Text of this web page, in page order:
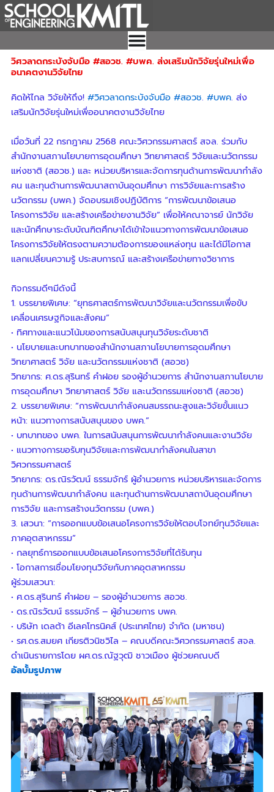
Skip
to
วิศวลาดกระบังจับมือ #สอวช. #บพค. ส่งเสริมนักวิจัยรุ่นใหม่เพื่อ
อนาคตงานวิจัยไทย
คิดให้ไกล วิจัยให้ถึง! #วิศวลาดกระบังจับมือ #สอวช. #บพค. ส่ง
เสริมนักวิจัยรุ่นใหม่เพื่ออนาคตงานวิจัยไทย
เมื่อวันที่ 22 กรกฎาคม 2568 คณะวิศวกรรมศาสตร์ สจล. ร่วมกับ
สำนักงานสภานโยบายการอุดมศึกษา วิทยาศาสตร์ วิจัยและนวัตกรรม
แห่งชาติ (สอวช.) และ หน่วยบริหารและจัดการทุนด้านการพัฒนากำลัง
คน และทุนด้านการพัฒนาสถาบันอุดมศึกษา การวิจัยและการสร้าง
นวัตกรรม (บพค.) จัดอบรมเชิงปฏิบัติการ “การพัฒนาข้อเสนอ
โครงการวิจัย และสร้างเครือข่ายงานวิจัย” เพื่อให้คณาจารย์ นักวิจัย
และนักศึกษาระดับบัณฑิตศึกษาได้เข้าใจแนวทางการพัฒนาข้อเสนอ
โครงการวิจัยให้ตรงตามความต้องการของแหล่งทุน และได้มีโอกาส
แลกเปลี่ยนความรู้ ประสบการณ์ และสร้างเครือข่ายทางวิชาการ
กิจกรรมดีๆมีดังนี้
1. บรรยายพิเศษ: “ยุทธศาสตร์การพัฒนาวิจัยและนวัตกรรมเพื่อขับ
เคลื่อนเศรษฐกิจและสังคม”
• ทิศทางและแนวโน้มของการสนับสนุนทุนวิจัยระดับชาติ
• นโยบายและบทบาทของสำนักงานสภานโยบายการอุดมศึกษา
วิทยาศาสตร์ วิจัย และนวัตกรรมแห่งชาติ (สอวช)
วิทยากร: ศ.ดร.สุรินทร์ คำฝอย รองผู้อำนวยการ สำนักงานสภานโยบาย
การอุดมศึกษา วิทยาศาสตร์ วิจัย และนวัตกรรมแห่งชาติ (สอวช)
2. บรรยายพิเศษ: “การพัฒนากำลังคนสมรรถนะสูงและวิจัยขั้นแนว
หน้า: แนวทางการสนับสนุนของ บพค.”
• บทบาทของ บพค. ในการสนับสนุนการพัฒนากำลังคนและงานวิจัย
• แนวทางการขอรับทุนวิจัยและการพัฒนากำลังคนในสาขา
วิศวกรรมศาสตร์
วิทยากร: ดร.ณิรวัฒน์ ธรรมจักร์ ผู้อำนวยการ หน่วยบริหารและจัดการ
ทุนด้านการพัฒนากำลังคน และทุนด้านการพัฒนาสถาบันอุดมศึกษา
การวิจัย และการสร้างนวัตกรรม (บพค.)
3. เสวนา: “การออกแบบข้อเสนอโครงการวิจัยให้ตอบโจทย์ทุนวิจัยและ
ภาคอุตสาหกรรม”
• กลยุทธ์การออกแบบข้อเสนอโครงการวิจัยที่ได้รับทุน
• โอกาสการเชื่อมโยงทุนวิจัยกับภาคอุตสาหกรรม
ผู้ร่วมเสวนา:
• ศ.ดร.สุรินทร์ คำฝอย – รองผู้อำนวยการ สอวช.
• ดร.ณิรวัฒน์ ธรรมจักร์ – ผู้อำนวยการ บพค.
• บริษัท เดลต้า อีเลคโทรนิคส์ (ประเทศไทย) จำกัด (มหาชน)
• รศ.ดร.สมยศ เกียรติวนิชวิไล – คณบดีคณะวิศวกรรมศาสตร์ สจล.
ดำเนินรายการโดย ผศ.ดร.ณัฐวุฒิ ชาวเมือง ผู้ช่วยคณบดี
อัลบั้มรูปภาพ